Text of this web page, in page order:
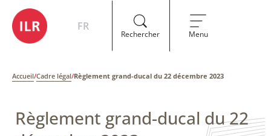
FR
Rechercher Menu
Accueil/Cadre légal/Règlement grand-ducal du 22 décembre 2023​
Règlement grand-ducal du 22